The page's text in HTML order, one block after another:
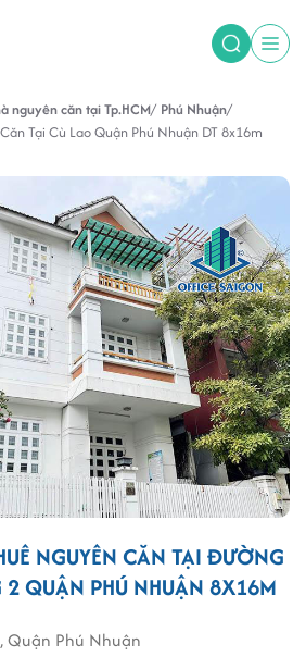
nguyên căn tại Tp.HCM Phú Nhuận
Tại Cù Lao Quận Phú Nhuận DT 8x16m
NGUYÊN CĂN TẠI ĐƯỜNG
QUẬN PHÚ NHUẬN 8X16M
Quận Phú Nhuận